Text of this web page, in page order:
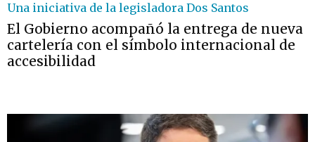
Una iniciativa de la legisladora Dos Santos
El Gobierno acompañó la entrega de nueva
cartelería con el símbolo internacional de
accesibilidad